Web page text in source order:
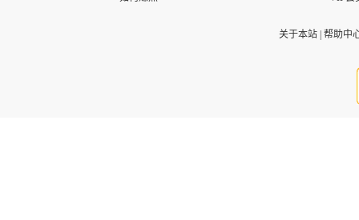
关于本站| 帮助中